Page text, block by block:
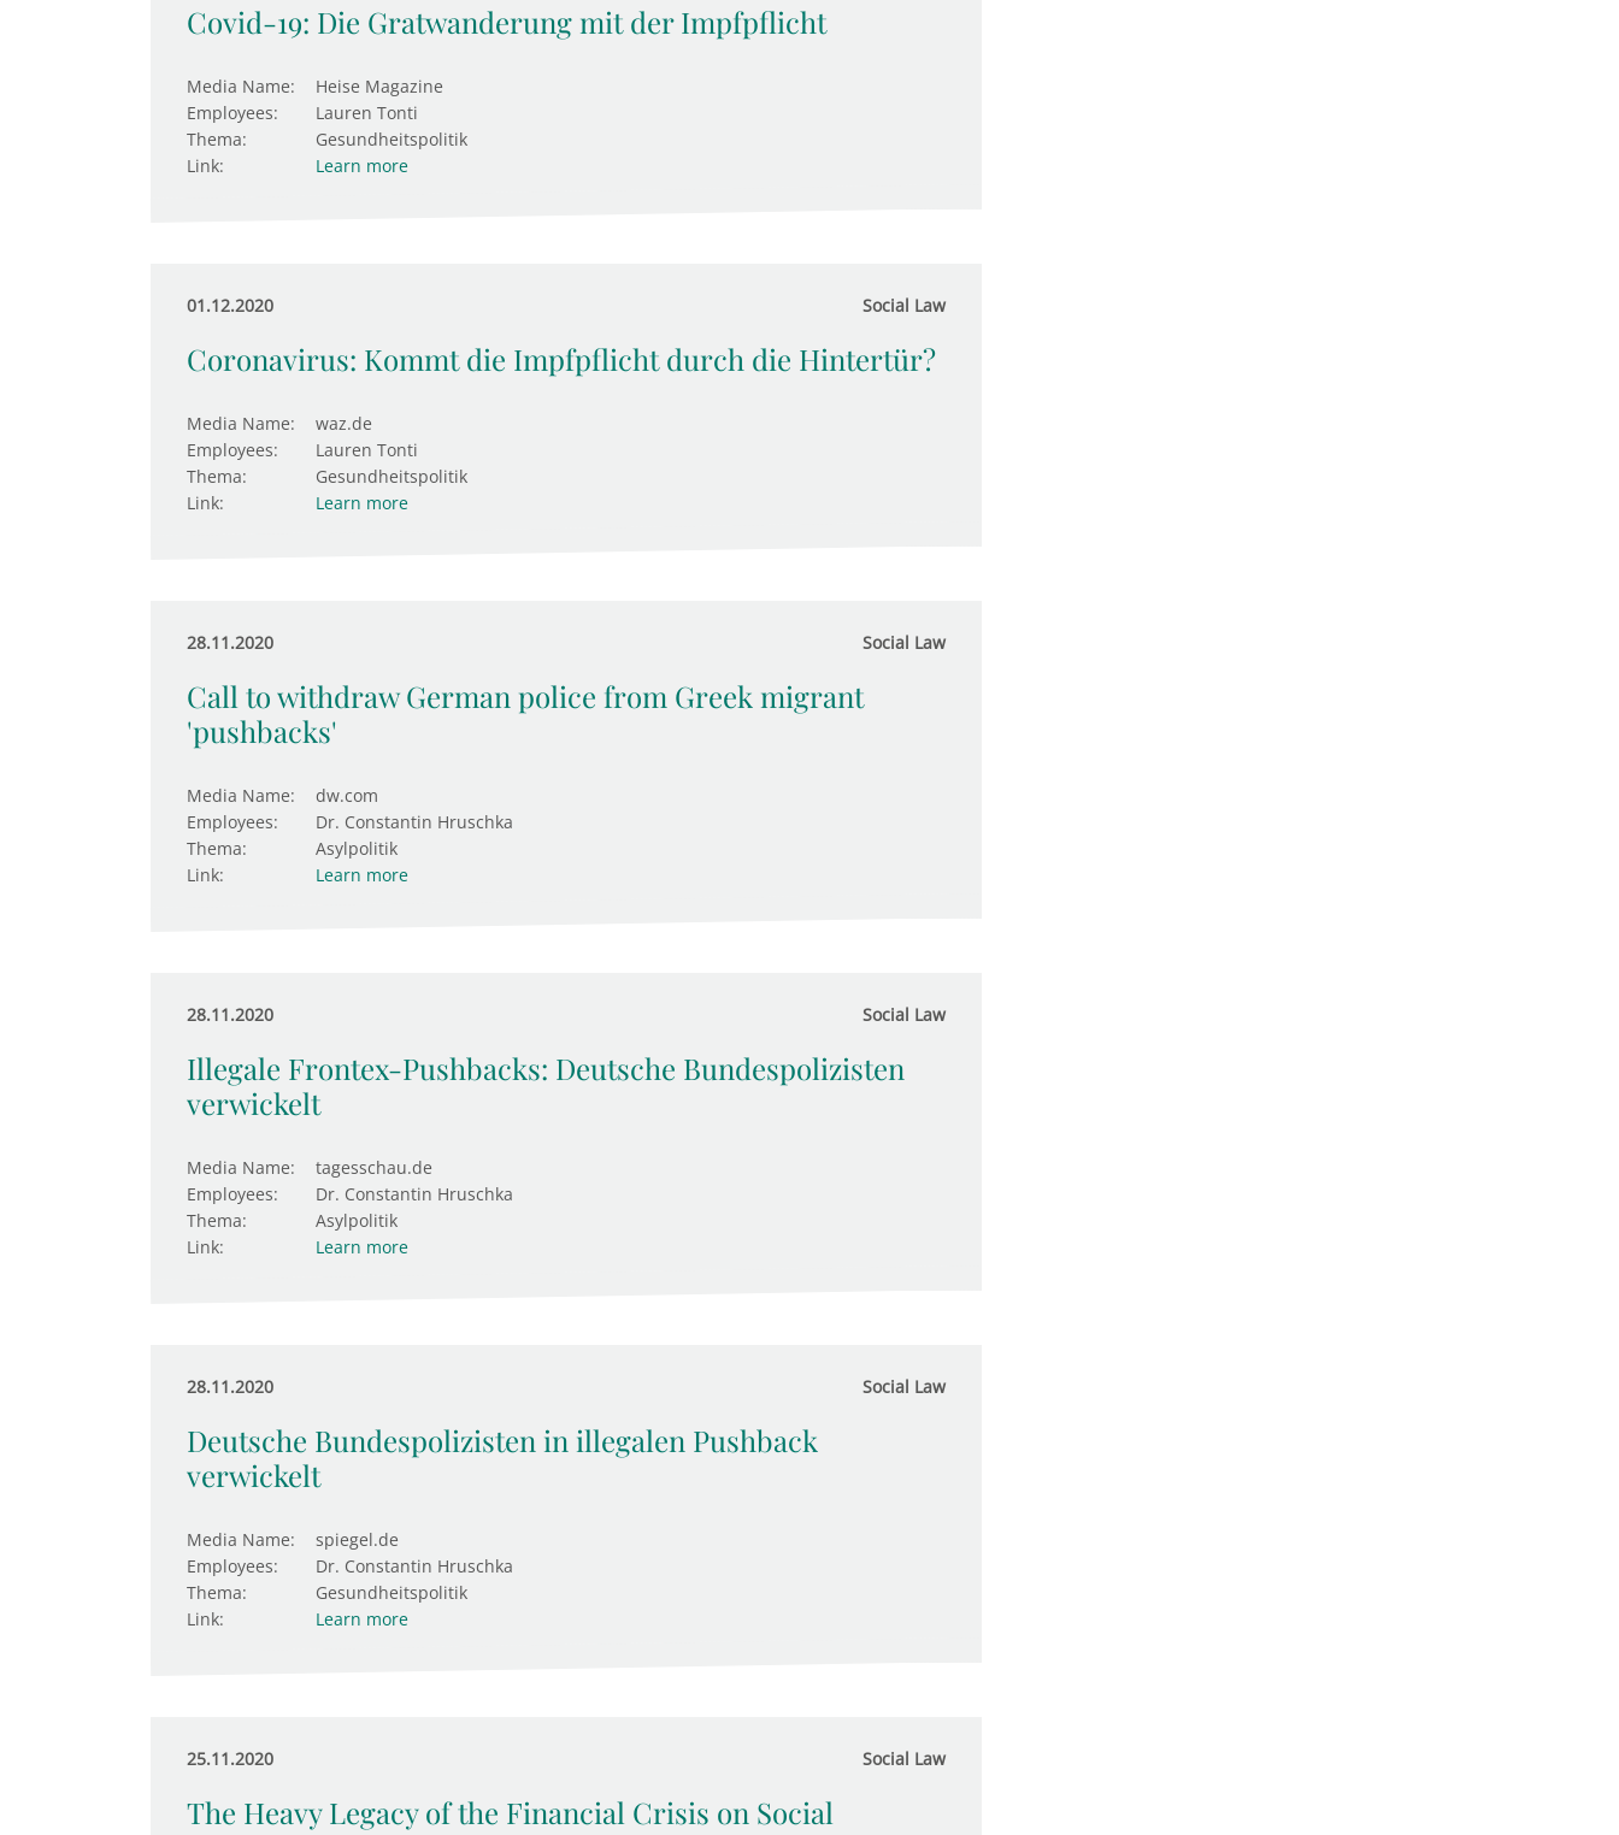
Covid-19: Die Gratwanderung mit der Impfpflicht
Media Name:
Heise Magazine
Employees:
Lauren Tonti
Thema:
Gesundheitspolitik
Link:
Learn more
01.12.2020 Social Law
Coronavirus: Kommt die Impfpflicht durch die Hintertür?
Media Name:
waz.de
Employees:
Lauren Tonti
Thema:
Gesundheitspolitik
Link:
Learn more
28.11.2020 Social Law
Call to withdraw German police from Greek migrant
'pushbacks'
Media Name:
dw.com
Employees:
Dr. Constantin Hruschka
Thema:
Asylpolitik
Link:
Learn more
28.11.2020 Social Law
Illegale Frontex-Pushbacks: Deutsche Bundespolizisten
verwickelt
Media Name:
tagesschau.de
Employees:
Dr. Constantin Hruschka
Thema:
Asylpolitik
Link:
Learn more
28.11.2020 Social Law
Deutsche Bundespolizisten in illegalen Pushback
verwickelt
Media Name:
spiegel.de
Employees:
Dr. Constantin Hruschka
Thema:
Gesundheitspolitik
Link:
Learn more
25.11.2020 Social Law
The Heavy Legacy of the Financial Crisis on Social